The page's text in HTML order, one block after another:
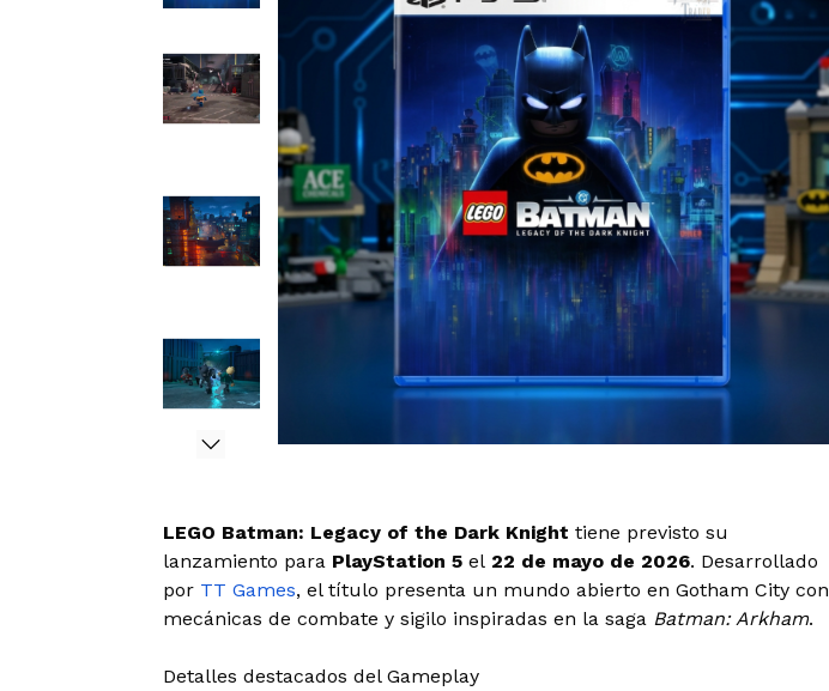
LEGO Batman: Legacy of the Dark Knight tiene previsto su
lanzamiento para PlayStation 5el 22 de mayo de 2026. Desarrollado
por TT Games, el título presenta un mundo abierto en Gotham City con
mecánicas de combate y sigilo inspiradas en la saga Batman: Arkham.
Detalles destacados del Gameplay